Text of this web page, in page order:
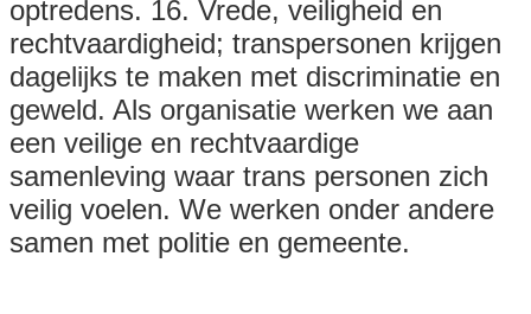
optredens. 16. Vrede, veiligheid en
rechtvaardigheid; transpersonen krijgen
dagelijks te maken met discriminatie en
geweld. Als organisatie werken we aan
een veilige en rechtvaardige
samenleving waar trans personen zich
veilig voelen. We werken onder andere
samen met politie en gemeente.